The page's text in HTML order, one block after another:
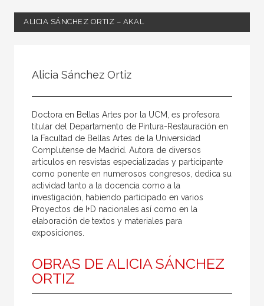
ALICIA SÁNCHEZ ORTIZ – AKAL
Coordinador
Editor
Editora
Escritor
Escritora
Ilustrador
Traductor
Traductora
Alicia Sánchez Ortiz
Doctora en Bellas Artes por la UCM, es profesora
titular del Departamento de Pintura-Restauración en
la Facultad de Bellas Artes de la Universidad
Complutense de Madrid. Autora de diversos
artículos en resvistas especializadas y participante
como ponente en numerosos congresos, dedica su
actividad tanto a la docencia como a la
investigación, habiendo participado en varios
Proyectos de I+D nacionales así como en la
elaboración de textos y materiales para
exposiciones.
OBRAS DE ALICIA SÁNCHEZ
ORTIZ